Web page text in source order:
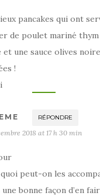
pancakes qui ont
de poulet mariné
une sauce olives
!
RÉPONDRE
2018 at 17 h 30 min
quoi peut-on les
une bonne façon d’en